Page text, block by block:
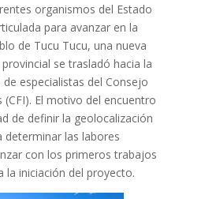
organismos del Estado
para avanzar en la
de Tucu Tucu, una nueva
se trasladó hacia la
especialistas del Consejo
(CFI). El motivo del encuentro
de definir la geolocalización
determinar las labores
con los primeros trabajos
la iniciación del proyecto.